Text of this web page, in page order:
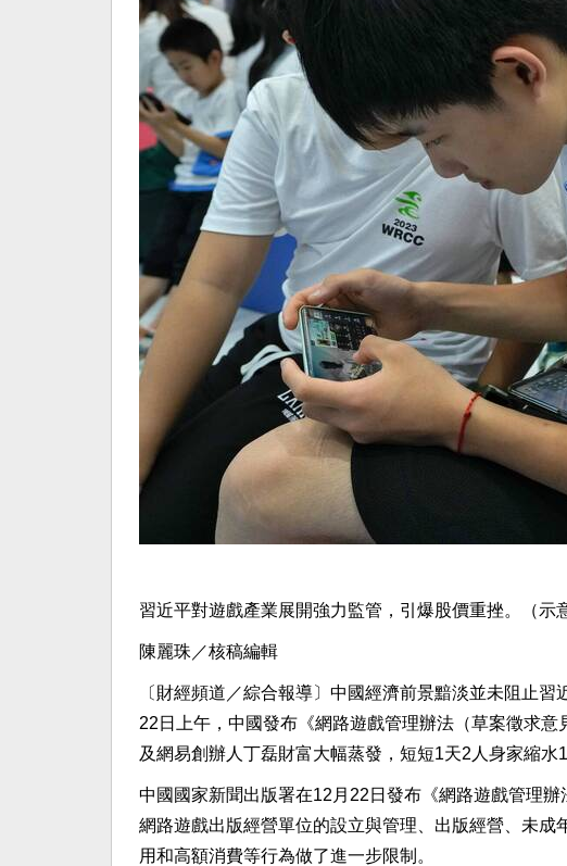
習近平對遊戲產業展開強力監管，引爆股價重挫。（示
陳麗珠／核稿編輯
〔財經頻道／綜合報導〕中國經濟前景黯淡並未阻止
22日上午，中國發布《網路遊戲管理辦法（草案徵求
及網易創辦人丁磊財富大幅蒸發，短短1天2人身家縮水
中國國家新聞出版署在12月22日發布《網路遊戲管理
網路遊戲出版經營單位的設立與管理、出版經營、未
用和高額消費等行為做了進一步限制。